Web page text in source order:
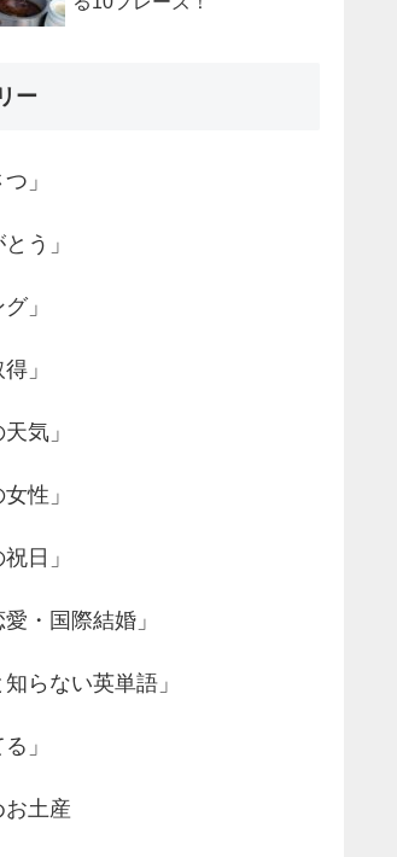
ー
」
う」
」
」
気」
性」
日」
愛・国際結婚」
知らない英単語」
」
お土産